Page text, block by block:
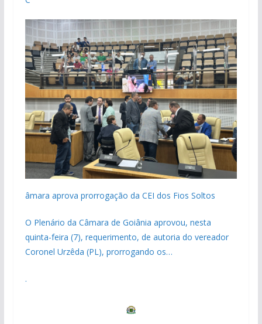
âmara aprova prorrogação da CEI dos Fios Soltos
O Plenário da Câmara de Goiânia aprovou, nesta
quinta-feira (7), requerimento, de autoria do vereador
Coronel Urzêda (PL), prorrogando os…
.